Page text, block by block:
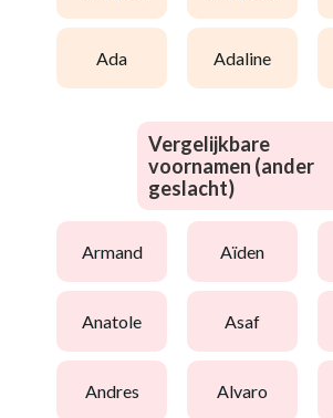
ada adaline
Vergelijkbare
voornamen (ander
geslacht)
armand aïden
anatole asaf
andres alvaro